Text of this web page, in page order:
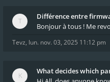
Différence entre
Bonjour à tous ! Me
Tevz, lun. nov. 03, 2025 11:12 pm
What decides which